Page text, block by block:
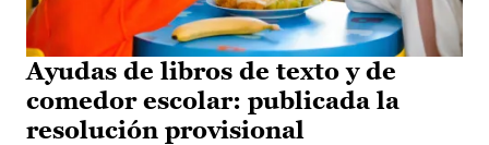
Ayudas de libros de texto y de
comedor escolar: publicada la
resolución provisional